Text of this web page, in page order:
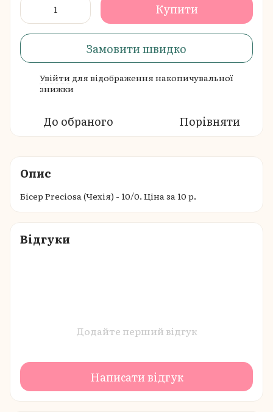
Купити
Замовити швидко
Увійти для відображення накопичувальної
знижки
До обраного Порівняти
Опис
Бісер Preciosa (Чехія) - 10/0. Ціна за 10 р.
Відгуки
Додайте перший відгук
Написати відгук